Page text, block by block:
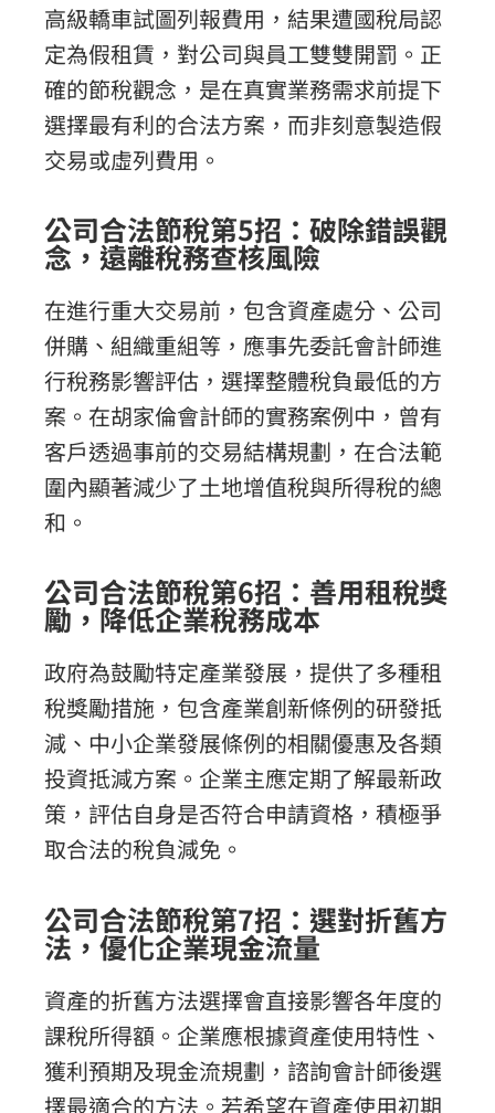
高級轎車試圖列報費用，結果遭國稅局認
定為假租賃，對公司與員工雙雙開罰。正
確的節稅觀念，是在真實業務需求前提下
選擇最有利的合法方案，而非刻意製造假
交易或虛列費用。
公司合法節稅第5招：破除錯誤觀
念，遠離稅務查核風險
在進行重大交易前，包含資產處分、公司
併購、組織重組等，應事先委託會計師進
行稅務影響評估，選擇整體稅負最低的方
案。在胡家倫會計師的實務案例中，曾有
客戶透過事前的交易結構規劃，在合法範
圍內顯著減少了土地增值稅與所得稅的總
和。
公司合法節稅第6招：善用租稅獎
勵，降低企業稅務成本
政府為鼓勵特定產業發展，提供了多種租
稅獎勵措施，包含產業創新條例的研發抵
減、中小企業發展條例的相關優惠及各類
投資抵減方案。企業主應定期了解最新政
策，評估自身是否符合申請資格，積極爭
取合法的稅負減免。
公司合法節稅第7招：選對折舊方
法，優化企業現金流量
資產的折舊方法選擇會直接影響各年度的
課稅所得額。企業應根據資產使用特性、
獲利預期及現金流規劃，諮詢會計師後選
擇最適合的方法。若希望在資產使用初期